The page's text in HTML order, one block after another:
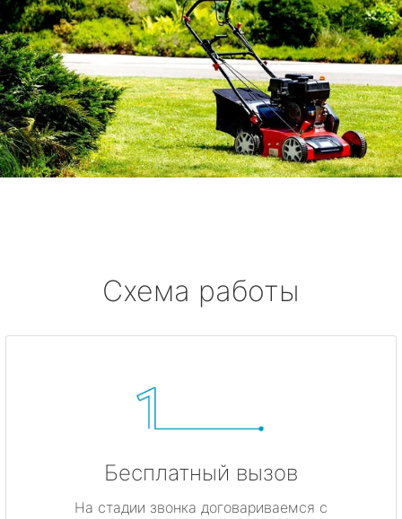
Схема работы
Бесплатный вызов
На стадии звонка договариваемся с